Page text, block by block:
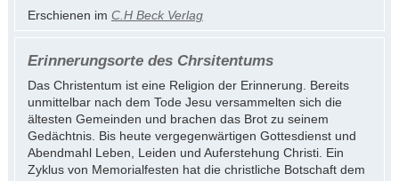
Erschienen im C.H Beck Verlag
Erinnerungsorte des Chrsitentums
Das Christentum ist eine Religion der Erinnerung. Bereits
unmittelbar nach dem Tode Jesu versammelten sich die
ältesten Gemeinden und brachen das Brot zu seinem
Gedächtnis. Bis heute vergegenwärtigen Gottesdienst und
Abendmahl Leben, Leiden und Auferstehung Christi. Ein
Zyklus von Memorialfesten hat die christliche Botschaft dem